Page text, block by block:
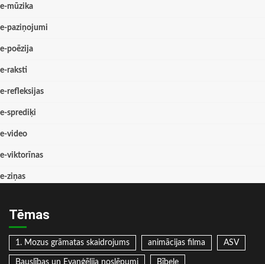
e-mūzika
e-paziņojumi
e-poēzija
e-raksti
e-refleksijas
e-sprediķi
e-video
e-viktorīnas
e-ziņas
Tēmas
1. Mozus grāmatas skaidrojums animācijas filma ASV